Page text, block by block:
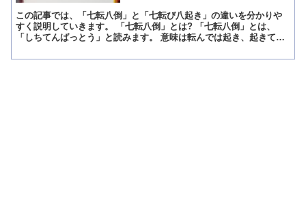
この記事では、「七転八倒」と「七転び八起き」の違いを分かりや
すく説明していきます。 「七転八倒」とは? 「七転八倒」とは、
「しちてんばっとう」と読みます。 意味は転んでは起き、起きては